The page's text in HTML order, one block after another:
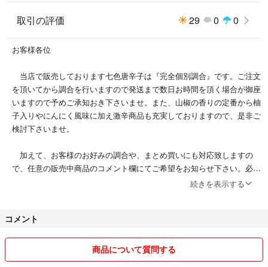
取引の評価 29 0 0
お客様各位
当店で販売しております七色唐辛子は『完全個別調合』です。ご注文
を頂いてから調合を行いますので発送まで数日お時間を頂く場合が御座
いますので予めご承知おき下さいませ。また、山椒の香りの定番から柚
子入りやにんにく風味に加え激辛商品も充実しておりますので、是非ご
検討下さいませ。
加えて、お客様のお好みの調合や、まとめ買いにも対応致しますの
で、任意の販売中商品のコメント欄にてご希望をお知らせ下さい。必要
に応じまして「専用商品」を準備させて頂きます。
にてお申し付け下さいませ。
どうぞ宜しくお願い申し上げます。
続きを表示する
コメント
商品について質問する